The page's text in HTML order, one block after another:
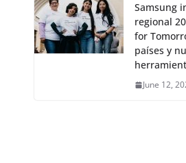
Samsung
regional
for
países y
June 12,